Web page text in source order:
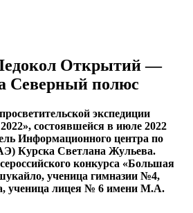
Открытий —
Северный полюс
экспедиции
состоявшейся в июле 2022
Информационного центра по
Курска Светлана Жульева.
конкурса «Большая
ученица гимназии №4,
ученица лицея № 6 имени М.А.